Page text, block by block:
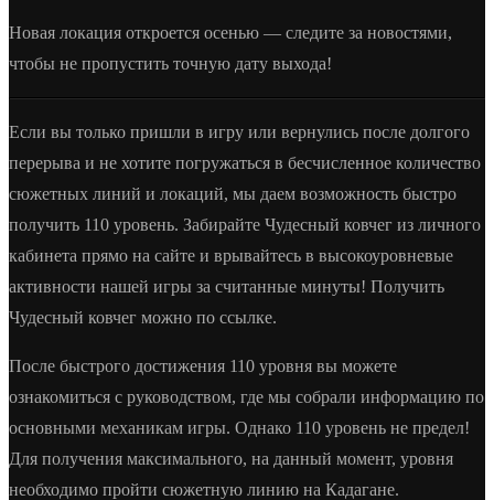
Новая локация откроется осенью — следите за новостями,
чтобы не пропустить точную дату выхода!
Если вы только пришли в игру или вернулись после долгого
перерыва и не хотите погружаться в бесчисленное количество
сюжетных линий и локаций, мы даем возможность быстро
получить 110 уровень. Забирайте Чудесный ковчег из личного
кабинета прямо на сайте и врывайтесь в высокоуровневые
активности нашей игры за считанные минуты! Получить
Чудесный ковчег можно по ссылке.
После быстрого достижения 110 уровня вы можете
ознакомиться с руководством, где мы собрали информацию по
основными механикам игры. Однако 110 уровень не предел!
Для получения максимального, на данный момент, уровня
необходимо пройти сюжетную линию на Кадагане.